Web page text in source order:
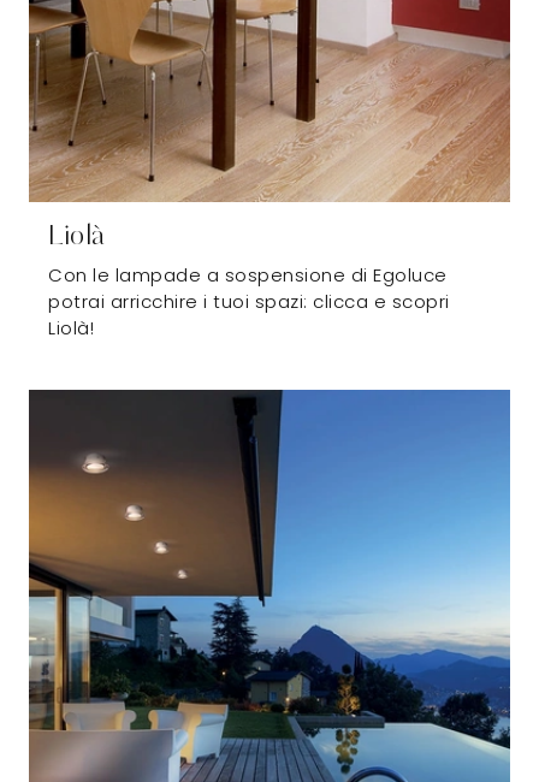
Liolà
Con le lampade a sospensione di Egoluce
potrai arricchire i tuoi spazi: clicca e scopri
Liolà!